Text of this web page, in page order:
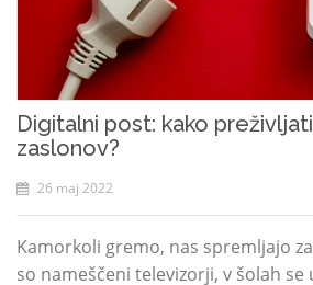
Digitalni post: kako
zaslonov?
26 maj 2022
Kamorkoli gremo, nas spremljajo
so nameščeni televizorji, v šolah